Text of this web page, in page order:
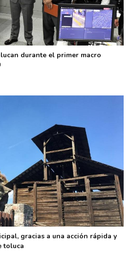
durante el primer macro
gracias a una acción rápida y
toluca